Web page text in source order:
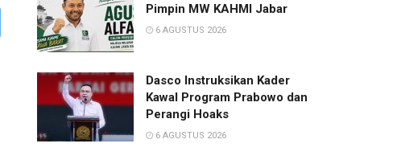
Pimpin MW KAHMI Jabar
6 AGUSTUS 2026
Dasco Instruksikan Kader
Kawal Program Prabowo dan
Perangi Hoaks
6 AGUSTUS 2026